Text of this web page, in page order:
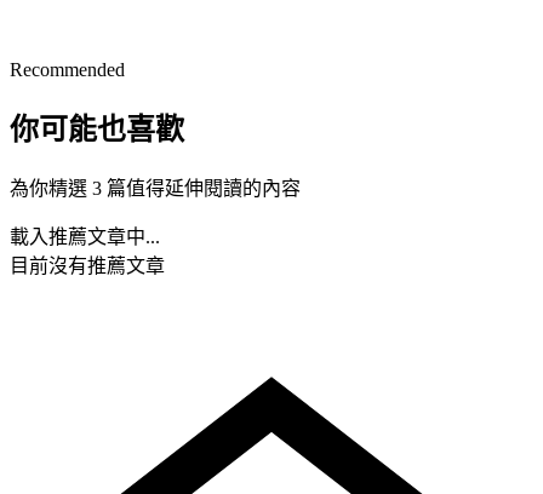
Recommended
你可能也喜歡
為你精選 3 篇值得延伸閱讀的內容
載入推薦文章中...
目前沒有推薦文章